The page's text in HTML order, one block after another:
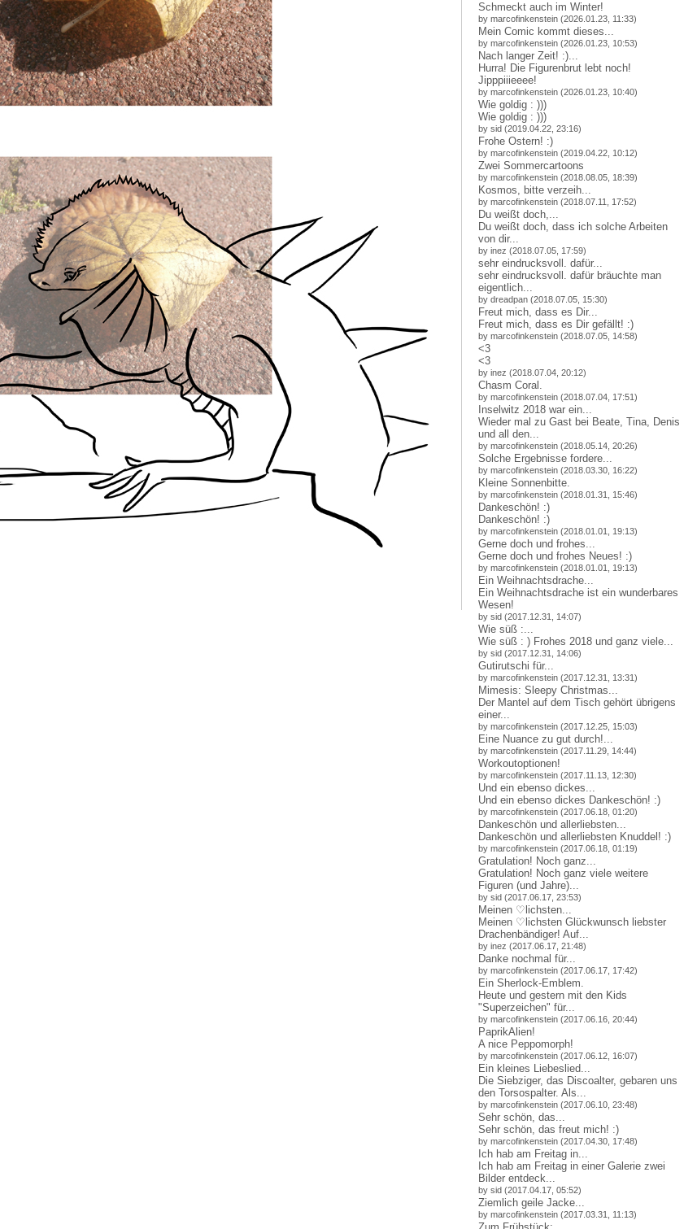
Schmeckt auch im Winter!
by marcofinkenstein (2026.01.23, 11:33)
Mein Comic kommt dieses...
by marcofinkenstein (2026.01.23, 10:53)
Nach langer Zeit! :)...
Hurra! Die Figurenbrut lebt noch!
Jipppiiieeee!
by marcofinkenstein (2026.01.23, 10:40)
Wie goldig : )))
Wie goldig : )))
by sid (2019.04.22, 23:16)
Frohe Ostern! :)
by marcofinkenstein (2019.04.22, 10:12)
Zwei Sommercartoons
by marcofinkenstein (2018.08.05, 18:39)
Kosmos, bitte verzeih...
by marcofinkenstein (2018.07.11, 17:52)
Du weißt doch,...
Du weißt doch, dass ich solche Arbeiten
von dir...
by inez (2018.07.05, 17:59)
sehr eindrucksvoll. dafür...
sehr eindrucksvoll. dafür bräuchte man
eigentlich...
by dreadpan (2018.07.05, 15:30)
Freut mich, dass es Dir...
Freut mich, dass es Dir gefällt! :)
by marcofinkenstein (2018.07.05, 14:58)
<3
<3
by inez (2018.07.04, 20:12)
Chasm Coral.
by marcofinkenstein (2018.07.04, 17:51)
Inselwitz 2018 war ein...
Wieder mal zu Gast bei Beate, Tina, Denis
und all den...
by marcofinkenstein (2018.05.14, 20:26)
Solche Ergebnisse fordere...
by marcofinkenstein (2018.03.30, 16:22)
Kleine Sonnenbitte.
by marcofinkenstein (2018.01.31, 15:46)
Dankeschön! :)
Dankeschön! :)
by marcofinkenstein (2018.01.01, 19:13)
Gerne doch und frohes...
Gerne doch und frohes Neues! :)
by marcofinkenstein (2018.01.01, 19:13)
Ein Weihnachtsdrache...
Ein Weihnachtsdrache ist ein wunderbares
Wesen!
by sid (2017.12.31, 14:07)
Wie süß :...
Wie süß : ) Frohes 2018 und ganz viele...
by sid (2017.12.31, 14:06)
Gutirutschi für...
by marcofinkenstein (2017.12.31, 13:31)
Mimesis: Sleepy Christmas...
Der Mantel auf dem Tisch gehört übrigens
einer...
by marcofinkenstein (2017.12.25, 15:03)
Eine Nuance zu gut durch!...
by marcofinkenstein (2017.11.29, 14:44)
Workoutoptionen!
by marcofinkenstein (2017.11.13, 12:30)
Und ein ebenso dickes...
Und ein ebenso dickes Dankeschön! :)
by marcofinkenstein (2017.06.18, 01:20)
Dankeschön und allerliebsten...
Dankeschön und allerliebsten Knuddel! :)
by marcofinkenstein (2017.06.18, 01:19)
Gratulation! Noch ganz...
Gratulation! Noch ganz viele weitere
Figuren (und Jahre)...
by sid (2017.06.17, 23:53)
Meinen ♡lichsten...
Meinen ♡lichsten Glückwunsch liebster
Drachenbändiger! Auf...
by inez (2017.06.17, 21:48)
Danke nochmal für...
by marcofinkenstein (2017.06.17, 17:42)
Ein Sherlock-Emblem.
Heute und gestern mit den Kids
"Superzeichen" für...
by marcofinkenstein (2017.06.16, 20:44)
PaprikAlien!
A nice Peppomorph!
by marcofinkenstein (2017.06.12, 16:07)
Ein kleines Liebeslied...
Die Siebziger, das Discoalter, gebaren uns
den Torsospalter. Als...
by marcofinkenstein (2017.06.10, 23:48)
Sehr schön, das...
Sehr schön, das freut mich! :)
by marcofinkenstein (2017.04.30, 17:48)
Ich hab am Freitag in...
Ich hab am Freitag in einer Galerie zwei
Bilder entdeck...
by sid (2017.04.17, 05:52)
Ziemlich geile Jacke...
by marcofinkenstein (2017.03.31, 11:13)